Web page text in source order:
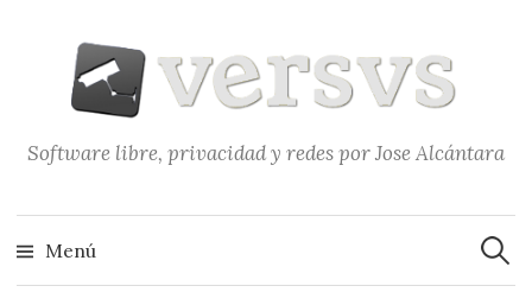
contenido
Software libre, privacidad y redes por Jose Alcántara
Menú